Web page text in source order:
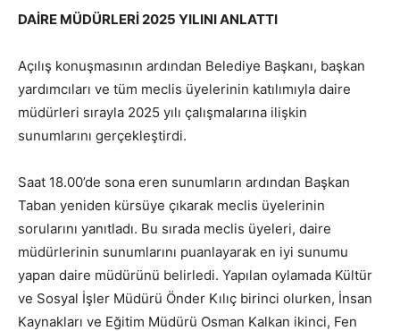
DAİRE MÜDÜRLERİ 2025 YILINI ANLATTI
Açılış konuşmasının ardından Belediye Başkanı, başkan
yardımcıları ve tüm meclis üyelerinin katılımıyla daire
müdürleri sırayla 2025 yılı çalışmalarına ilişkin
sunumlarını gerçekleştirdi.
Saat 18.00’de sona eren sunumların ardından Başkan
Taban yeniden kürsüye çıkarak meclis üyelerinin
sorularını yanıtladı. Bu sırada meclis üyeleri, daire
müdürlerinin sunumlarını puanlayarak en iyi sunumu
yapan daire müdürünü belirledi. Yapılan oylamada Kültür
ve Sosyal İşler Müdürü Önder Kılıç birinci olurken, İnsan
Kaynakları ve Eğitim Müdürü Osman Kalkan ikinci, Fen